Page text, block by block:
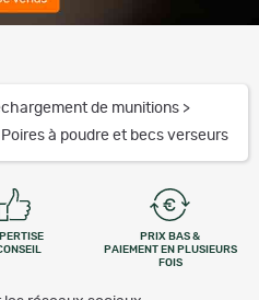
de munitions >
Poires à poudre et becs verseurs
PRIX BAS &
PAIEMENT EN PLUSIEURS
FOIS